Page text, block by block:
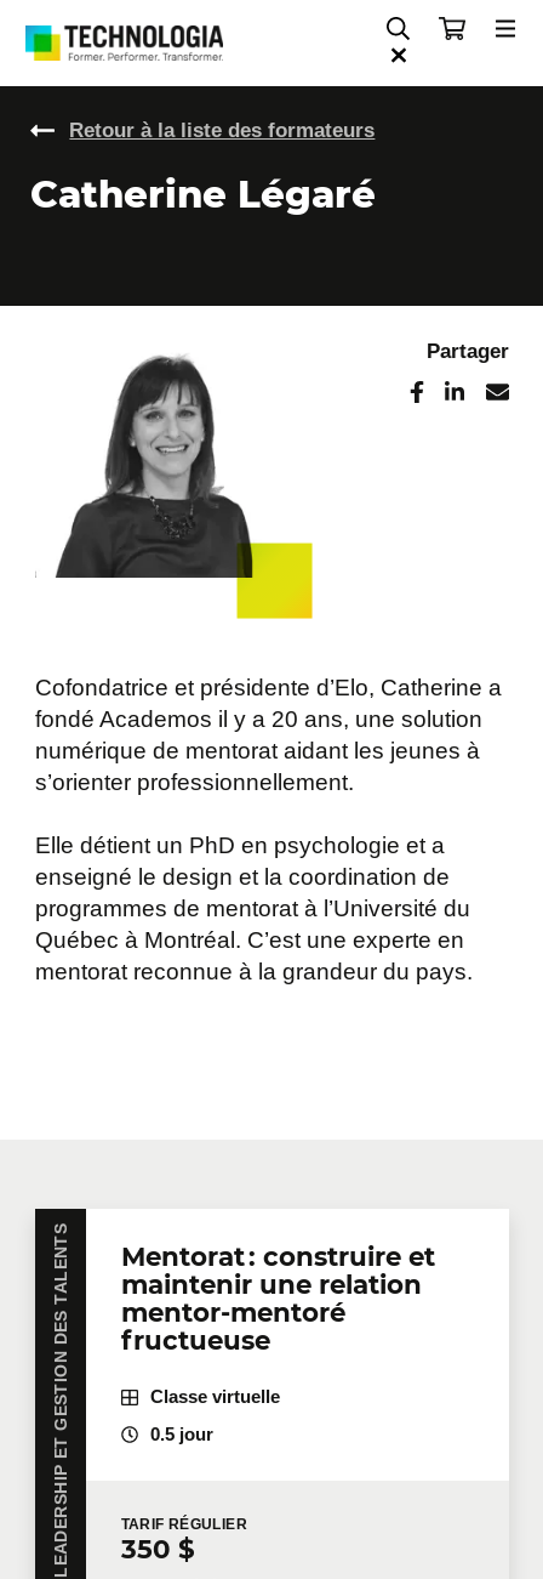
Retour à la liste des formateurs
Catherine Légaré
Cofondatrice et présidente d’Elo, Catherine a
fondé Academos il y a 20 ans, une solution
numérique de mentorat aidant les jeunes à
s’orienter professionnellement.
Elle détient un PhD en psychologie et a
enseigné le design et la coordination de
programmes de mentorat à l’Université du
Québec à Montréal. C’est une experte en
mentorat reconnue à la grandeur du pays.
Partager
LEADERSHIP ET GESTION DES TALENTS
Mentorat : construire et
maintenir une relation
mentor-mentoré
fructueuse
Classe virtuelle
0.5 jour
TARIF RÉGULIER
350 $